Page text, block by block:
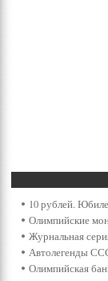
10 рублей.
Олимпийские
Журнальная
Автолегенды
Олимпийская